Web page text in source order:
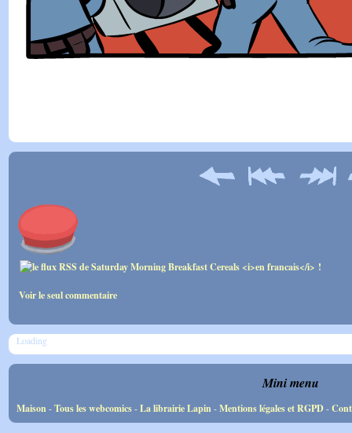
Voir le seul commentaire
Loading
Mini menu
Maison-Tous les webcomics-La librairie Lapin-Mentions légales et RGPD-